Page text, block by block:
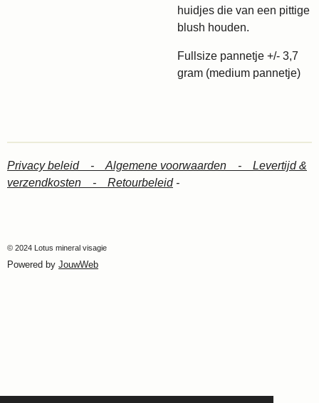
huidjes die van een pittige
blush houden.
Fullsize pannetje +/- 3,7
gram (medium pannetje)
Privacy beleid - Algemene voorwaarden - Levertijd &
verzendkosten - Retourbeleid-
© 2024 Lotus mineral visagie
Powered by JouwWeb